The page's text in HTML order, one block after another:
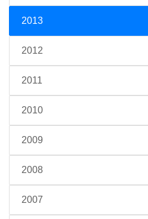
2013
2012
2011
2010
2009
2008
2007